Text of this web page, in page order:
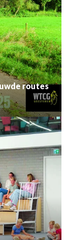
met vernieuwde routes